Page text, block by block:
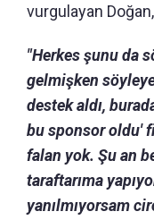
vurgulayan
"Herkes şunu da
gelmişken
destek aldı,
bu sponsor oldu'
falan yok. Şu an
taraftarıma
yanılmıyorsam